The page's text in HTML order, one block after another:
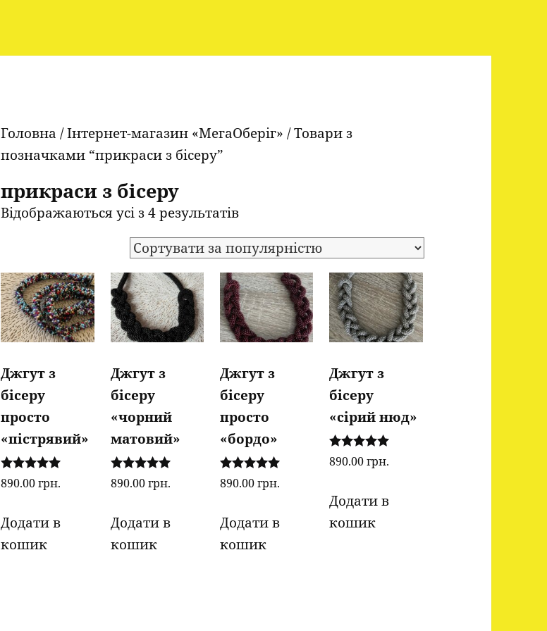
Головна /Інтернет-магазин «МегаОберіг» / Товари з
позначками “прикраси з бісеру”
прикраси з бісеру
Відображаються усі з 4 результатівSorted
by
popularity
Джгут з
бісеру
просто
«пістрявий»
Оцінено в
5.00
890.00грн.
Додати в
кошик
Джгут з
бісеру
«чорний
матовий»
Оцінено в
5.00
890.00грн.
Додати в
кошик
Джгут з
бісеру
просто
«бордо»
Оцінено в
5.00
890.00грн.
Додати в
кошик
Джгут з
бісеру
«сірий нюд»
Оцінено в
5.00
890.00грн.
Додати в
кошик